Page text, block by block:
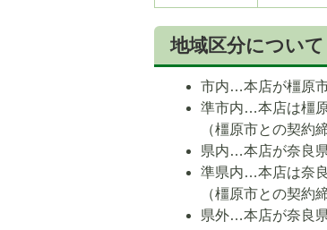
地域区分について
市内…本店が橿原
準市内…本店は橿
（橿原市との契約
県内…本店が奈良
準県内…本店は奈
（橿原市との契約
県外…本店が奈良